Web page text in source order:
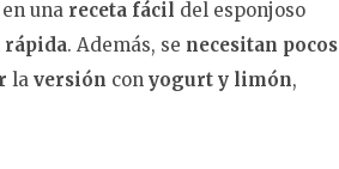
una receta fácil del esponjoso
rápida. Además, se necesitan pocos
la versión con yogurt y limón,